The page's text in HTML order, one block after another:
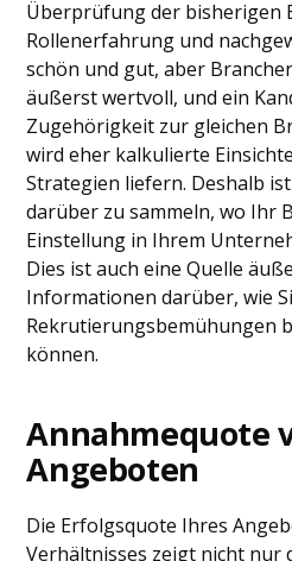
Überprüfung der bisherigen
Rollenerfahrung und
schön und gut, aber
äußerst wertvoll, und ein
Zugehörigkeit zur gleichen
wird eher kalkulierte
Strategien liefern. Deshalb
darüber zu sammeln, wo Ihr
Einstellung in Ihrem
Dies ist auch eine Quelle
Informationen darüber, wie
Rekrutierungsbemühungen
können.
Annahmequote
Angeboten
Die Erfolgsquote Ihres
Verhältnisses zeigt nicht nur